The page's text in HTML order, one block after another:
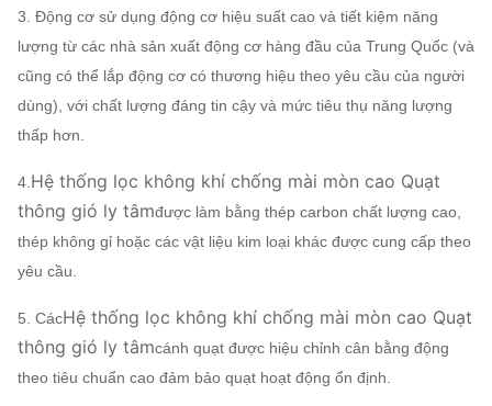
tâmSỹ
thân cây
Cấu hình
có thể gán
Bộ giảm
chấn đầu
vào không
khí
SS316, HG785, DB685...
trục chính
carbon cường độ cao),
42CrMo, Thép không
gỉ...
Quạt dòng ly
Khung cơ sở hệ thống, Sàng lọc bảo vệ, Bộ
giảm thanh, Bộ bù đường ống đầu vào và đầu
ra,
3. Động cơ sử dụng động cơ hiệu suất cao và tiết kiệm năng
lượng từ các nhà sản xuất động cơ hàng đầu của Trung Quốc (và
cũng có thể lắp động cơ có thương hiệu theo yêu cầu của người
dùng), với chất lượng đáng tin cậy và mức tiêu thụ năng lượng
thấp hơn.
4. Hệ thống lọc không khí chống mài mòn cao Quạt
thông gió ly tâmđược làm bằng thép carbon chất lượng cao,
thép không gỉ hoặc các vật liệu kim loại khác được cung cấp theo
yêu cầu.
5. CácHệ thống lọc không khí chống mài mòn cao Quạt
thông gió ly tâmcánh quạt được hiệu chỉnh cân bằng động
theo tiêu chuẩn cao đảm bảo quạt hoạt động ổn định.